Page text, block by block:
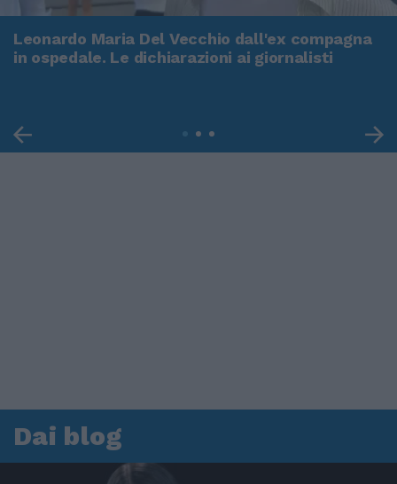
Leonardo Maria Del Vecchio dall'ex compagna
in ospedale. Le dichiarazioni ai giornalisti
Dai blog